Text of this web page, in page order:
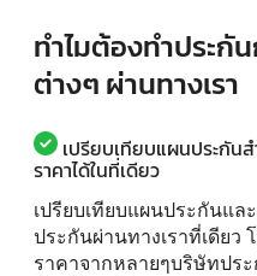
ทำไมต้องทำประกั
ต่างๆ ผ่านทางเรา
เปรียบเทียบแผนประกัน
ราคาได้ในที่เดียว
เปรียบเทียบแผนประกันแ
ประกันผ่านทางเราที่เดียว
ราคาจากหลายๆบริษัทปร